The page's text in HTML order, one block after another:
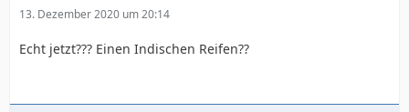
13. Dezember 2020 um 20:14
Echt jetzt??? Einen Indischen Reifen??